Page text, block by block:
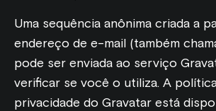
alto desempenho.
Crescimento orgânico
Coloque sua marca em destaque em
plataformas.
CAPACIDADES
Uma sequência anônima criada a
endereço de e-mail (também
pode ser enviada ao serviço
verificar se você o utiliza. A
privacidade do Gravatar está